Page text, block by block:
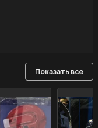
Показать все